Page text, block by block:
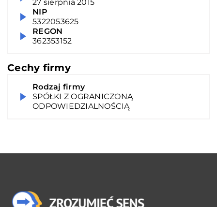
27 sierpnia 2015
NIP
5322053625
REGON
362353152
Cechy firmy
Rodzaj firmy
SPÓŁKI Z OGRANICZONĄ
ODPOWIEDZIALNOŚCIĄ